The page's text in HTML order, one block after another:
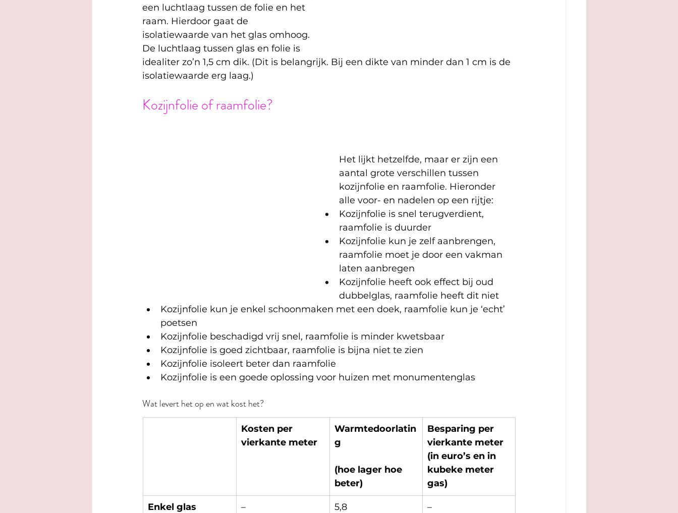
een luchtlaag tussen de folie en het
raam. Hierdoor gaat de
isolatiewaarde van het glas omhoog.
De luchtlaag tussen glas en folie is
idealiter zo’n 1,5 cm dik. (Dit is belangrijk. Bij een dikte van minder dan 1 cm is de
isolatiewaarde erg laag.)
Kozijnfolie of raamfolie?
Het lijkt hetzelfde, maar er zijn een
aantal grote verschillen tussen
kozijnfolie en raamfolie. Hieronder
alle voor- en nadelen op een rijtje:
Kozijnfolie is snel terugverdient,
raamfolie is duurder
Kozijnfolie kun je zelf aanbrengen,
raamfolie moet je door een vakman
laten aanbregen
Kozijnfolie heeft ook effect bij oud
dubbelglas, raamfolie heeft dit niet
Kozijnfolie kun je enkel schoonmaken met een doek, raamfolie kun je ‘echt’
poetsen
Kozijnfolie beschadigd vrij snel, raamfolie is minder kwetsbaar
Kozijnfolie is goed zichtbaar, raamfolie is bijna niet te zien
Kozijnfolie isoleert beter dan raamfolie
Kozijnfolie is een goede oplossing voor huizen met monumentenglas
Wat levert het op en wat kost het?
Kosten per
vierkante meter
Warmtedoorlatin
g
(hoe lager hoe
beter)
Besparing per
vierkante meter
(in euro’s en in
kubeke meter
gas)
Enkel glas – 5,8 –